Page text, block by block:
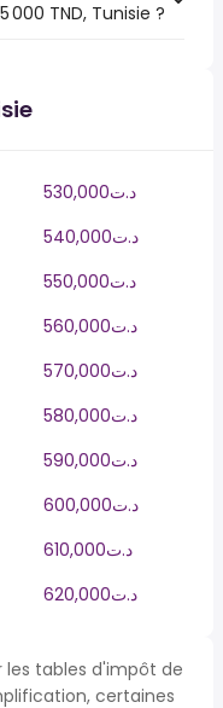
000 TND, Tunisie ?
530,000د.ت
540,000د.ت
550,000د.ت
560,000د.ت
570,000د.ت
580,000د.ت
590,000د.ت
600,000د.ت
610,000د.ت
620,000د.ت
les tables d'impôt de
certaines